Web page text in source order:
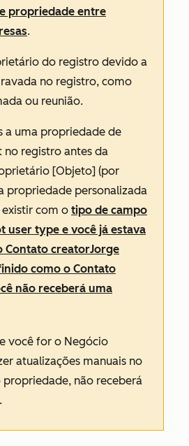
propriedade entre
.
do registro devido a
no registro, como
ou reunião.
a uma propriedade de
no registro antes da
[Objeto] (por
propriedade personalizada
com o tipo de campo
user type e você já estava
Contato creatorJorge
como o Contato
não receberá uma
você for o Negócio
atualizações manuais no
propriedade, não receberá